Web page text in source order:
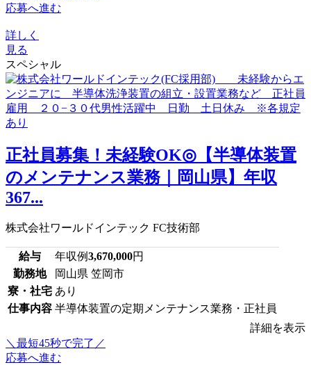
応募へ進む
詳しく
見る
スペシャル
正社員募集！未経験OK◎【半導体装置
のメンテナンス業務｜岡山県】年収
367...
株式会社ワールドインテック FC技術部
給与 年収例3,670,000円
勤務地
岡山県 笠岡市
寮・社宅 あり
仕事内容 半導体装置の定期メンテナンス業務・正社員
詳細を表示
＼最短45秒で完了／
応募へ進む